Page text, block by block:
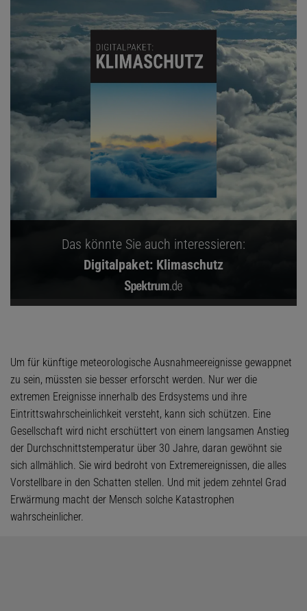
Das könnte Sie auch interessieren:
Digitalpaket: Klimaschutz
Um für künftige meteorologische Ausnahmeereignisse gewappnet
zu sein, müssten sie besser erforscht werden. Nur wer die
extremen Ereignisse innerhalb des Erdsystems und ihre
Eintrittswahrscheinlichkeit versteht, kann sich schützen. Eine
Gesellschaft wird nicht erschüttert von einem langsamen Anstieg
der Durchschnittstemperatur über 30 Jahre, daran gewöhnt sie
sich allmählich. Sie wird bedroht von Extremereignissen, die alles
Vorstellbare in den Schatten stellen. Und mit jedem zehntel Grad
Erwärmung macht der Mensch solche Katastrophen
wahrscheinlicher.